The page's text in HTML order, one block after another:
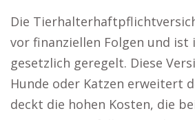
Die
vor finanziellen Folgen und ist
gesetzlich geregelt. Diese
Hunde oder Katzen erweitert
deckt die hohen Kosten, die